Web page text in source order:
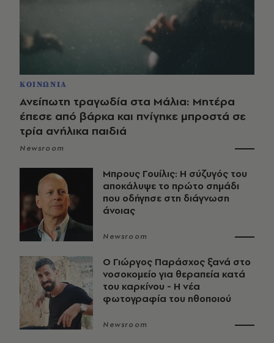
ΚΟΙΝΩΝΙΑ
Ανείπωτη τραγωδία στα Μάλια: Μητέρα
έπεσε από βάρκα και πνίγηκε μπροστά σε
τρία ανήλικα παιδιά
Newsroom
Μπρους Γουίλις: Η σύζυγός του
αποκάλυψε το πρώτο σημάδι
που οδήγησε στη διάγνωση
άνοιας
Newsroom
O Γιώργος Παράσχος ξανά στο
νοσοκομείο για θεραπεία κατά
του καρκίνου - Η νέα
φωτογραφία του ηθοποιού
Newsroom